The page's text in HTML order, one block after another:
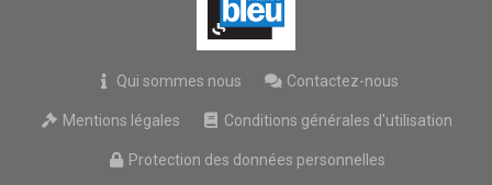
Qui sommes nous Contactez-nous
Mentions légales Conditions générales d'utilisation
Protection des données personnelles